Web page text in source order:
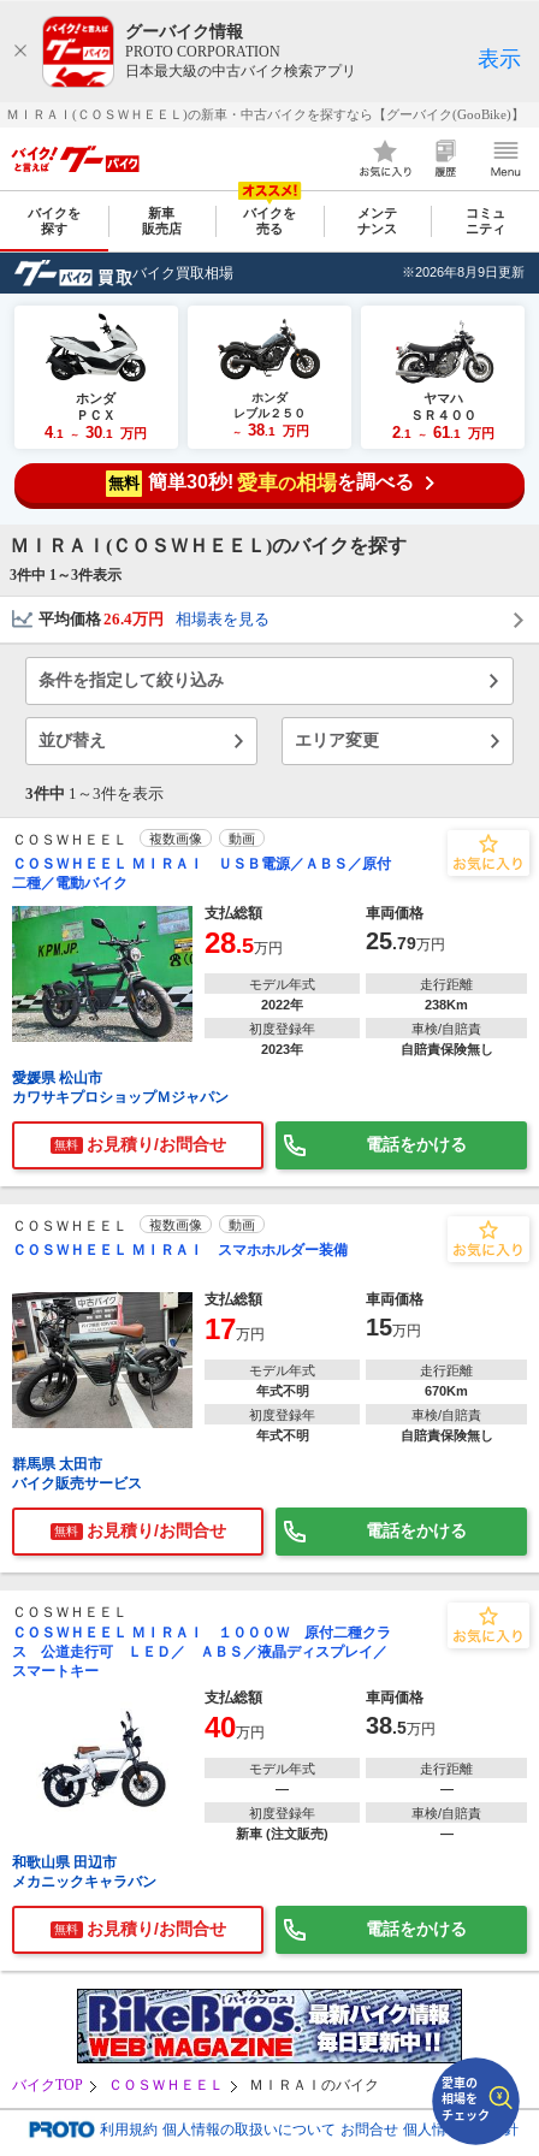
グーバイク情報
PROTO CORPORATION
日本最大級の中古バイク検索アプリ
表示
ＭＩＲＡＩ(ＣＯＳＷＨＥＥＬ)の新車・中古バイクを探すなら【グーバイク(GooBike)】
バイクを
探す
新車
販売店
バイクを
売る
メンテ
ナンス
コミュ
ニティ
バイク買取相場 ※2026年8月9日更新
ホンダ
ＰＣＸ
4.1 ～ 30 .1 万円
ホンダ
レブル２５０
～ 38.1 万円
ヤマハ
ＳＲ４００
2.1 ～ 61.1 万円
無料 簡単30秒! 愛車の相場を調べる
ＭＩＲＡＩ(ＣＯＳＷＨＥＥＬ)のバイクを探す
3件中 1～3件表示
平均価格26.4万円 相場表を見る
条件を指定して絞り込み
並び替え エリア変更
3件中 1～ 3件を表示
ＣＯＳＷＨＥＥＬ 複数画像 動画
ＣＯＳＷＨＥＥＬ ＭＩＲＡＩ ＵＳＢ電源／ＡＢＳ／原付
二種／電動バイク
支払総額
車両価格
28.5万円 25.79万円
モデル年式
2022年
走行距離
238Km
初度登録年
2023年
車検/自賠責
自賠責保険無し
愛媛県 松山市
カワサキプロショップＭジャパン
無料 お見積り/お問合せ 電話をかける
ＣＯＳＷＨＥＥＬ 複数画像 動画
ＣＯＳＷＨＥＥＬ ＭＩＲＡＩ スマホホルダー装備
支払総額 車両価格
17万円 15万円
モデル年式
年式不明
走行距離
670Km
初度登録年
年式不明
車検/自賠責
自賠責保険無し
群馬県 太田市
バイク販売サービス
無料 お見積り/お問合せ 電話をかける
ＣＯＳＷＨＥＥＬ
ＣＯＳＷＨＥＥＬ ＭＩＲＡＩ １０００Ｗ 原付二種クラ
ス 公道走行可 ＬＥＤ／ ＡＢＳ／液晶ディスプレイ／
スマートキー
支払総額
車両価格
40万円 38.5万円
モデル年式
―
走行距離
―
初度登録年
新車 (注文販売)
車検/自賠責
―
和歌山県 田辺市
メカニックキャラバン
無料 お見積り/お問合せ 電話をかける
バイクTOP ＣＯＳＷＨＥＥＬ ＭＩＲＡＩのバイク
利用規約 個人情報の取扱いについて お問合せ 個人情報保護方針
車種選択するだけ、かんたん相場検索
まずはメーカーを選択する
走行距離(任意)